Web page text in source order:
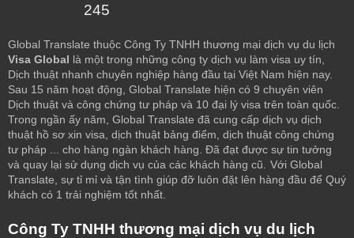
Global Translate thuộc Công Ty TNHH thương mại dịch vụ du lịch
Visa Global là một trong những công ty dịch vụ làm visa uy tín,
Dịch thuật nhanh chuyên nghiệp hàng đầu tại Việt Nam hiện nay.
Sau 15 năm hoạt động, Global Translate hiện có 9 chuyên viên
Dịch thuật và công chứng tư pháp và 10 đại lý visa trên toàn quốc.
Trong ngần ấy năm, Global Translate đã cung cấp dịch vụ dịch
thuật hồ sơ xin visa, dịch thuật bảng điểm, dịch thuật công chứng
tư pháp ... cho hàng ngàn khách hàng. Đã đạt được sự tin tưởng
và quay lại sử dụng dịch vụ của các khách hàng cũ.
Với Global
Translate, sự tỉ mỉ và tận tình giúp đỡ luôn đặt lên hàng đầu để Quý
khách có 1 trải nghiệm tốt nhất.
Công Ty TNHH thương mại dịch vụ du lịch